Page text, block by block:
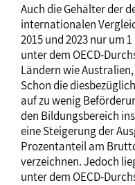
Auch die Gehälter der
internationalen
2015 und 2023 nur um
unter dem OECD-
Ländern wie
Schon die
auf zu wenig
den Bildungsbereich
eine Steigerung der
Prozentanteil am
verzeichnen. Jedoch
unter dem OECD-